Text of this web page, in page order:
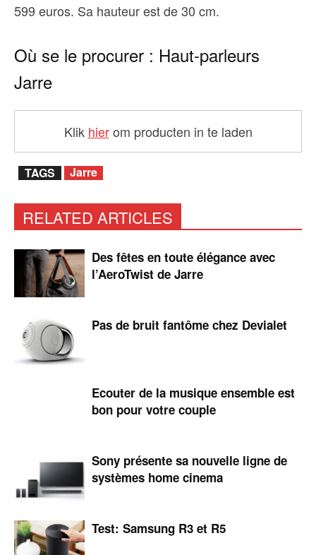
599 euros. Sa hauteur est de 30 cm.
Où se le procurer : Haut-parleurs
Jarre
Klik hierom producten in te laden
TAGS Jarre
RELATED ARTICLES
Des fêtes en toute élégance avec
l’AeroTwist de Jarre
Pas de bruit fantôme chez Devialet
Ecouter de la musique ensemble est
bon pour votre couple
Sony présente sa nouvelle ligne de
systèmes home cinema
Test: Samsung R3 et R5